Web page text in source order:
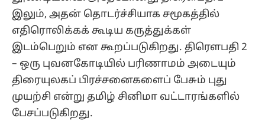
இலும், அதன் தொடர்ச்சியாக சமூகத்தில்
எதிரொலிக்கக் கூடிய கருத்துக்கள்
இடம்பெறும் என கூறப்படுகிறது. திரௌபதி 2
– ஒரு புவனகோடியில் பரிணாமம் அடையும்
திரையுலகப் பிரச்சனைகளைப் பேசும் புது
முயற்சி என்று தமிழ் சினிமா வட்டாரங்களில்
பேசப்படுகிறது.